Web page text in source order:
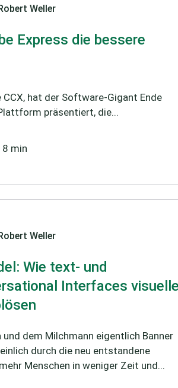
Weller
Express die bessere
hat der Software-Gigant Ende
präsentiert, die...
8 min
Weller
Wie text- und
Interfaces visuelle
dem Milchmann eigentlich Banner
durch die neu entstandene
Menschen in weniger Zeit und...